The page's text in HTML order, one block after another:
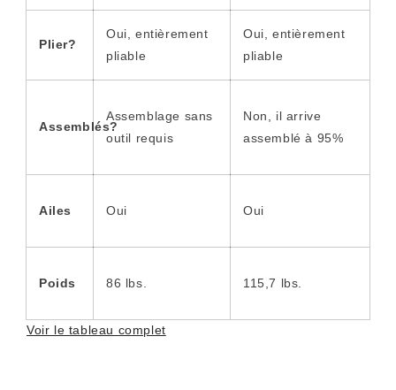
Plier?
Oui, entièrement
pliable
Oui, entièrement
pliable
Assemblés?
Assemblage sans
outil requis
Non, il arrive
assemblé à 95%
Ailes Oui Oui
Poids 86 lbs. 115,7 lbs.
Voir le tableau complet